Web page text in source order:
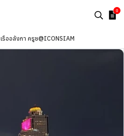
0
เรืออลังกา ครูซ@ICONSIAM